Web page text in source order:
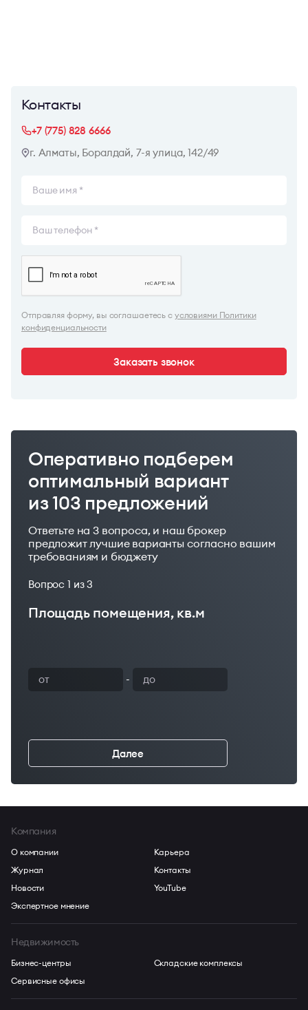
Контакты
+7 (775) 828 6666
г. Алматы, Боралдай, 7-я улица, 142/49
Отправляя форму, вы соглашаетесь с условиями Политики
конфиденциальности
Заказать звонок
Оперативно подберем
оптимальный вариант
из 103 предложений
Ответьте на 3 вопроса, и наш брокер
предложит лучшие варианты согласно вашим
требованиям и бюджету
Вопрос 1 из 3
Площадь помещения, кв.м
-
Далее
Компания
О компании
Журнал
Новости
Экспертное мнение
Карьера
Контакты
YouTube
Недвижимость
Бизнес-центры
Сервисные офисы
Складские комплексы